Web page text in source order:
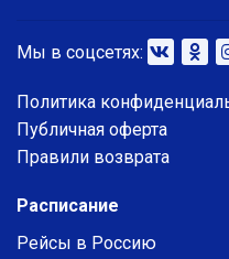
Мы в соцсетях:
Политика
Публичная оферта
Правили возврата
Расписание
Рейсы в Россию